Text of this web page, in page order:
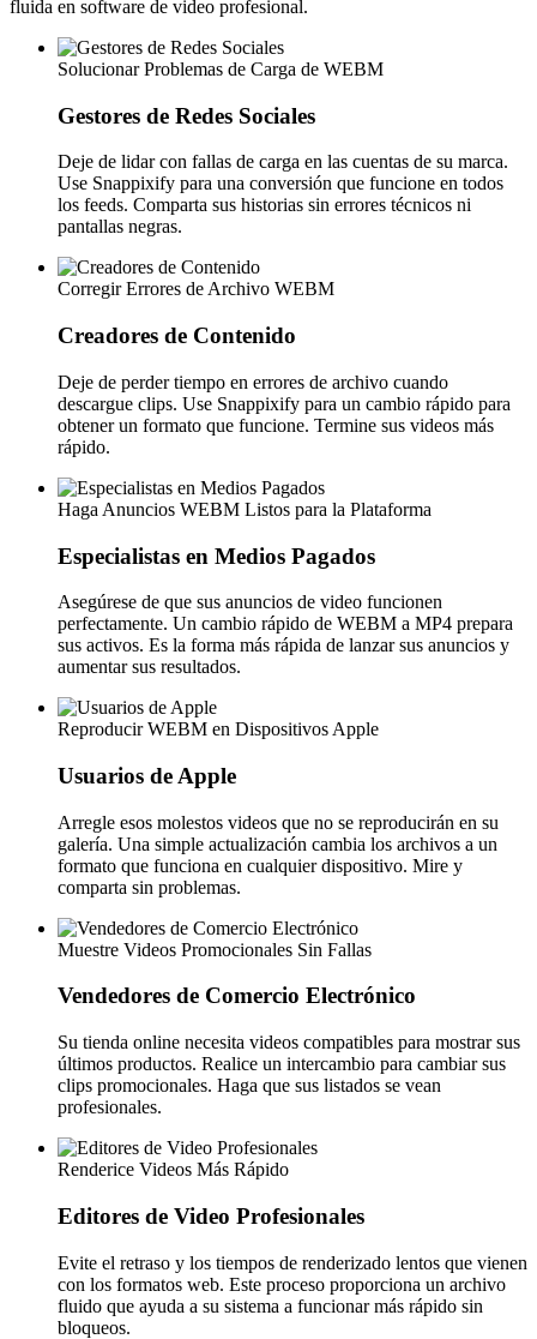
fluida en software de video profesional.
Solucionar Problemas de Carga de WEBM
Gestores de Redes Sociales
Deje de lidar con fallas de carga en las cuentas de su marca.
Use Snappixify para una conversión que funcione en todos
los feeds. Comparta sus historias sin errores técnicos ni
pantallas negras.
Corregir Errores de Archivo WEBM
Creadores de Contenido
Deje de perder tiempo en errores de archivo cuando
descargue clips. Use Snappixify para un cambio rápido para
obtener un formato que funcione. Termine sus videos más
rápido.
Haga Anuncios WEBM Listos para la Plataforma
Especialistas en Medios Pagados
Asegúrese de que sus anuncios de video funcionen
perfectamente. Un cambio rápido de WEBM a MP4 prepara
sus activos. Es la forma más rápida de lanzar sus anuncios y
aumentar sus resultados.
Reproducir WEBM en Dispositivos Apple
Usuarios de Apple
Arregle esos molestos videos que no se reproducirán en su
galería. Una simple actualización cambia los archivos a un
formato que funciona en cualquier dispositivo. Mire y
comparta sin problemas.
Muestre Videos Promocionales Sin Fallas
Vendedores de Comercio Electrónico
Su tienda online necesita videos compatibles para mostrar sus
últimos productos. Realice un intercambio para cambiar sus
clips promocionales. Haga que sus listados se vean
profesionales.
Renderice Videos Más Rápido
Editores de Video Profesionales
Evite el retraso y los tiempos de renderizado lentos que vienen
con los formatos web. Este proceso proporciona un archivo
fluido que ayuda a su sistema a funcionar más rápido sin
bloqueos.